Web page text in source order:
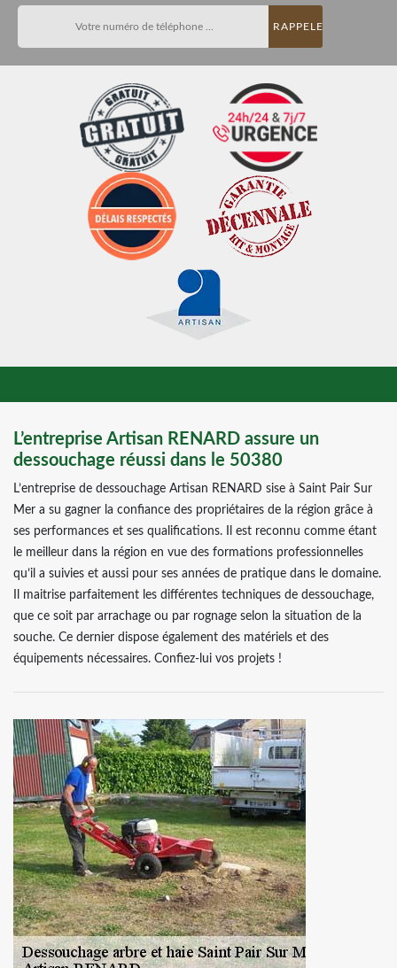
L’entreprise Artisan RENARD assure un
dessouchage réussi dans le 50380
L’entreprise de dessouchage Artisan RENARD sise à Saint Pair Sur
Mer a su gagner la confiance des propriétaires de la région grâce à
ses performances et ses qualifications. Il est reconnu comme étant
le meilleur dans la région en vue des formations professionnelles
qu’il a suivies et aussi pour ses années de pratique dans le domaine.
Il maitrise parfaitement les différentes techniques de dessouchage,
que ce soit par arrachage ou par rognage selon la situation de la
souche. Ce dernier dispose également des matériels et des
équipements nécessaires. Confiez-lui vos projets !